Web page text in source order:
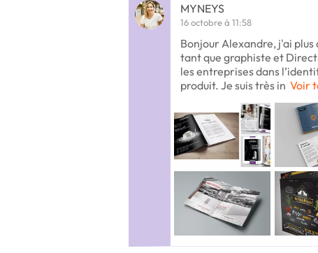
MYNEYS
16 octobre à 11:58
Bonjour Alexandre, j'ai
tant que graphiste et
les entreprises dans
produit. Je suis très in Voir